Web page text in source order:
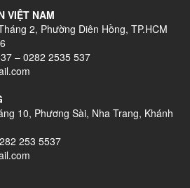
VIỆT NAM
2, Phường Diên Hồng, TP.HCM
– 0282 2535 537
10, Phương Sài, Nha Trang, Khánh
253 5537